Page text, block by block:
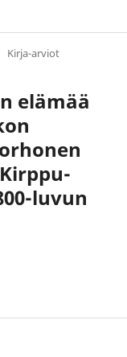
Kirja-arviot
elämää
luvun